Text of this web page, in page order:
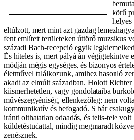
körű
helyes
eltúlzott, mert mint azt gazdag
fent említett területeken úttörő muzsikus
századi Bach-recepció egyik
És hiteles is, mert pályáján végigtekintve
módján mégis egységes, és bizonyos
életművel találkozunk, amihez hasonló
akadt az elmúlt században. Holott
kiismerhetetlen, vagy gondolataiba
művészegyéniség, ellenkezőleg: nem
kommunikatív és befogadó. S bár
iránti olthatatlan odaadás, és telis-tele
küldetéstudattal, mindig megmaradt
zenésznek.